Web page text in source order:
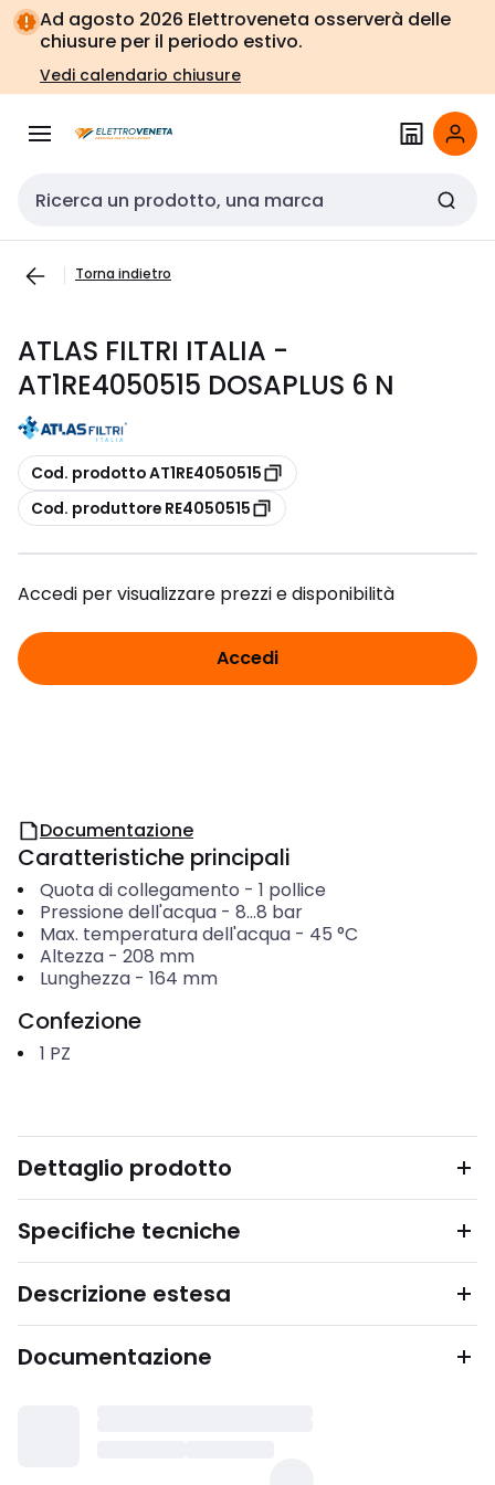
Vai alla
navigazione
Vai
alla
pagina
Ad agosto 2026 Elettroveneta osserverà delle
chiusure per il periodo estivo.
Vedi calendario chiusure
Cerca input
Torna indietro
ATLAS FILTRI ITALIA -
AT1RE4050515 DOSAPLUS 6 N
copia
Cod. prodotto AT1RE4050515
copia
Cod. produttore RE4050515
Accedi per visualizzare prezzi e disponibilità
Accedi
Documentazione
Caratteristiche principali
Quota di collegamento - 1 pollice
Pressione dell'acqua- 8...8 bar
Max. temperatura dell'acqua- 45 °C
Altezza- 208 mm
Lunghezza- 164 mm
Confezione
1 PZ
Dettaglio prodotto
Specifiche tecniche
Descrizione estesa
Documentazione